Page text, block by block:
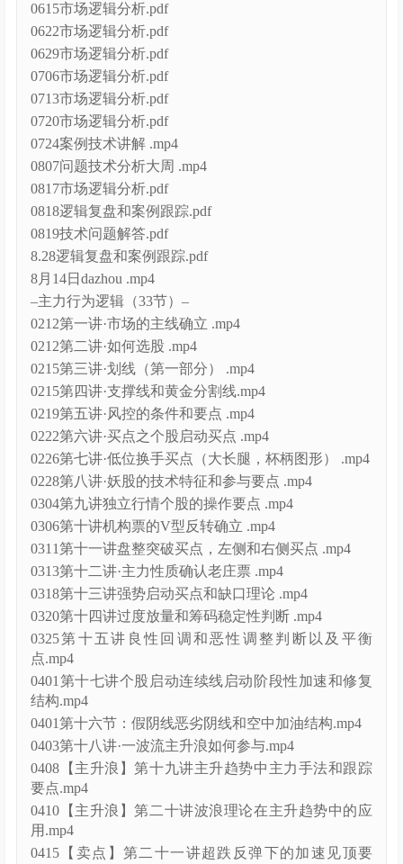
0615市场逻辑分析.pdf
0622市场逻辑分析.pdf
0629市场逻辑分析.pdf
0706市场逻辑分析.pdf
0713市场逻辑分析.pdf
0720市场逻辑分析.pdf
0724案例技术讲解 .mp4
0807问题技术分析大周 .mp4
0817市场逻辑分析.pdf
0818逻辑复盘和案例跟踪.pdf
0819技术问题解答.pdf
8.28逻辑复盘和案例跟踪.pdf
8月14日dazhou .mp4
–主力行为逻辑（33节）–
0212第一讲·市场的主线确立 .mp4
0212第二讲·如何选股 .mp4
0215第三讲·划线（第一部分） .mp4
0215第四讲·支撑线和黄金分割线.mp4
0219第五讲·风控的条件和要点 .mp4
0222第六讲·买点之个股启动买点 .mp4
0226第七讲·低位换手买点（大长腿，杯柄图形） .mp4
0228第八讲·妖股的技术特征和参与要点 .mp4
0304第九讲独立行情个股的操作要点 .mp4
0306第十讲机构票的V型反转确立 .mp4
0311第十一讲盘整突破买点，左侧和右侧买点 .mp4
0313第十二讲·主力性质确认老庄票 .mp4
0318第十三讲强势启动买点和缺口理论 .mp4
0320第十四讲过度放量和筹码稳定性判断 .mp4
0325第十五讲良性回调和恶性调整判断以及平衡
点.mp4
0401第十七讲个股启动连续线启动阶段性加速和修复
结构.mp4
0401第十六节：假阴线恶劣阴线和空中加油结构.mp4
0403第十八讲·一波流主升浪如何参与.mp4
0408【主升浪】第十九讲主升趋势中主力手法和跟踪
要点.mp4
0410【主升浪】第二十讲波浪理论在主升趋势中的应
用.mp4
0415【卖点】第二十一讲超跌反弹下的加速见顶要